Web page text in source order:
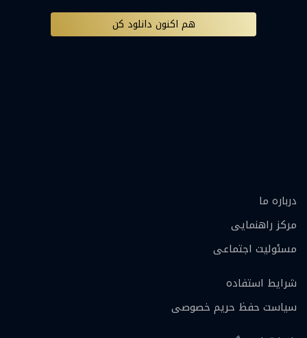
هم اکنون دانلود کن
درباره ما
مرکز راهنمایی
مسئولیت اجتماعی
شرایط استفاده
سیاست حفظ حریم خصوصی